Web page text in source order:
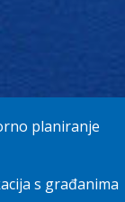
planiranje
s građanima